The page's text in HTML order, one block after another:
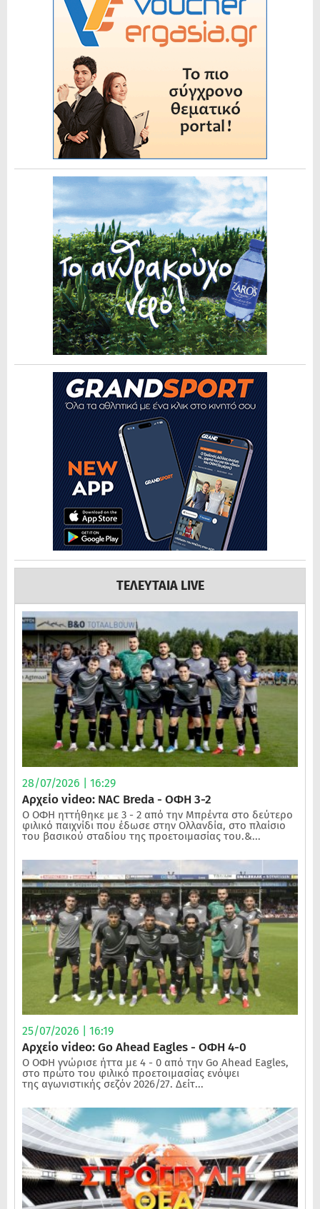
ΤΕΛΕΥΤΑΙΑ LIVE
28/07/2026 | 16:29
Αρχείο video: NAC Breda - ΟΦΗ 3-2
Ο ΟΦΗ ηττήθηκε με 3 - 2 από την Μπρέντα στο δεύτερο
φιλικό παιχνίδι που έδωσε στην Ολλανδία, στο πλαίσιο
του βασικού σταδίου της προετοιμασίας του.&...
25/07/2026 | 16:19
Αρχείο video: Go Ahead Eagles - ΟΦΗ 4-0
Ο ΟΦΗ γνώρισε ήττα με 4 - 0 από την Go Ahead Eagles,
στο πρώτο του φιλικό προετοιμασίας ενόψει
της αγωνιστικής σεζόν 2026/27. Δείτ...